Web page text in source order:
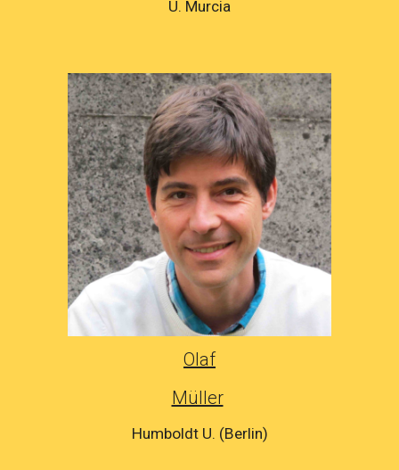
U. Murcia
Olaf
Müller
Humboldt U. (Berlin)